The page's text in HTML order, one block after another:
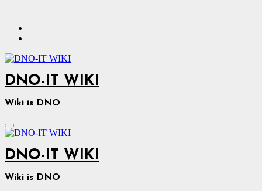
содержимому
DNO-IT WIKI
Wiki is DNO
DNO-IT WIKI
Wiki is DNO